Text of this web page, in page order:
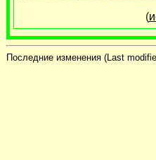
(
Последние изменения (Last